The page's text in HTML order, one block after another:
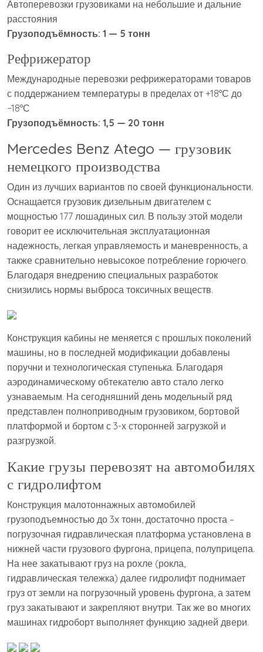
Автоперевозки грузовиками на небольшие и дальние
расстояния
Грузоподъёмность: 1 — 5 тонн
Рефрижератор
Международные перевозки рефрижераторами товаров
с поддержанием температуры в пределах от +18°С до
−18°С
Грузоподъёмность: 1,5 — 20 тонн
Mercedes Benz Atego — грузовик
немецкого производства
Один из лучших вариантов по своей функциональности.
Оснащается грузовик дизельным двигателем с
мощностью 177 лошадиных сил. В пользу этой модели
говорит ее исключительная эксплуатационная
надежность, легкая управляемость и маневренность, а
также сравнительно невысокое потребление горючего.
Благодаря внедрению специальных разработок
снизились нормы выброса токсичных веществ.
Конструкция кабины не меняется с прошлых поколений
машины, но в последней модификации добавлены
поручни и технологическая ступенька. Благодаря
аэродинамическому обтекателю авто стало легко
узнаваемым. На сегодняшний день модельный ряд
представлен полноприводным грузовиком, бортовой
платформой и бортом с 3-х сторонней загрузкой и
разгрузкой.
Какие грузы перевозят на автомобилях
с гидролифтом
Конструкция малотоннажных автомобилей
грузоподъемностью до 3х тонн, достаточно проста –
погрузочная гидравлическая платформа установлена в
нижней части грузового фургона, прицепа, полуприцепа.
На нее закатывают груз на рохле (рокла,
гидравлическая тележка) далее гидролифт поднимает
груз от земли на погрузочный уровень фургона, а затем
груз закатывают и закрепляют внутри. Так же во многих
машинах гидроборт выполняет функцию задней двери.